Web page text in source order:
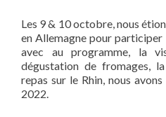
Les 9 & 10 octobre, nous
en Allemagne pour
avec au programme, la
dégustation de fromages,
repas sur le Rhin, nous
2022.